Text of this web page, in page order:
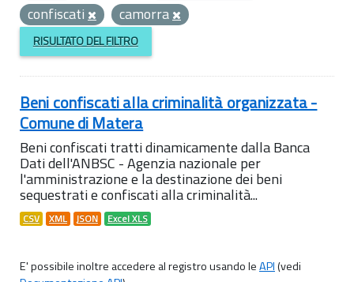
confiscati
camorra
RISULTATO DEL FILTRO
Beni confiscati alla criminalità organizzata -
Comune di Matera
Beni confiscati tratti dinamicamente dalla Banca
Dati dell'ANBSC - Agenzia nazionale per
l'amministrazione e la destinazione dei beni
sequestrati e confiscati alla criminalità...
CSV XML JSON Excel XLS
E' possibile inoltre accedere al registro usando leAPI(vedi